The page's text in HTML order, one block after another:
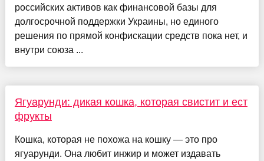
российских активов как финансовой базы для
долгосрочной поддержки Украины, но единого
решения по прямой конфискации средств пока нет, и
внутри союза ...
Ягуарунди: дикая кошка, которая свистит и ест
фрукты
Кошка, которая не похожа на кошку — это про
ягуарунди. Она любит инжир и может издавать